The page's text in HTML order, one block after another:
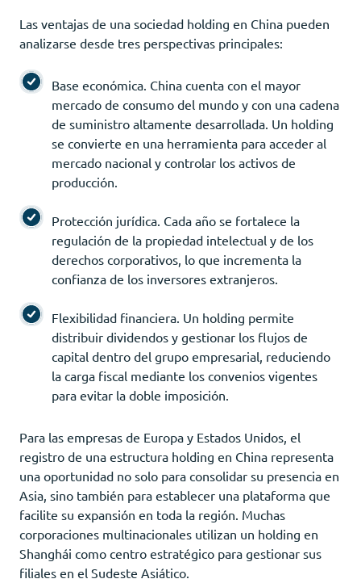
Las ventajas de una sociedad holding en China pueden
analizarse desde tres perspectivas principales:
Base económica. China cuenta con el mayor
mercado de consumo del mundo y con una cadena
de suministro altamente desarrollada. Un holding
se convierte en una herramienta para acceder al
mercado nacional y controlar los activos de
producción.
Protección jurídica. Cada año se fortalece la
regulación de la propiedad intelectual y de los
derechos corporativos, lo que incrementa la
confianza de los inversores extranjeros.
Flexibilidad financiera. Un holding permite
distribuir dividendos y gestionar los flujos de
capital dentro del grupo empresarial, reduciendo
la carga fiscal mediante los convenios vigentes
para evitar la doble imposición.
Para las empresas de Europa y Estados Unidos, el
registro de una estructura holding en China representa
una oportunidad no solo para consolidar su presencia en
Asia, sino también para establecer una plataforma que
facilite su expansión en toda la región. Muchas
corporaciones multinacionales utilizan un holding en
Shanghái como centro estratégico para gestionar sus
filiales en el Sudeste Asiático.